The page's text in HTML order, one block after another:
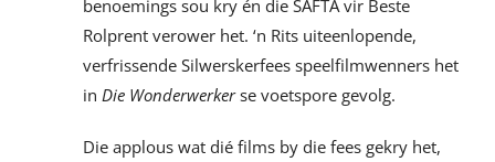
benoemings sou kry én die SAFTA vir Beste
Rolprent verower het. ‘n Rits uiteenlopende,
verfrissende Silwerskerfees speelfilmwenners het
in Die Wonderwerkerse voetspore gevolg.
Die applous wat dié films by die fees gekry het,